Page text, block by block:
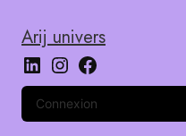
Arij univers
Connexion